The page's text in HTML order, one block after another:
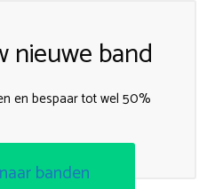
nieuwe band
en bespaar tot wel 50%
banden